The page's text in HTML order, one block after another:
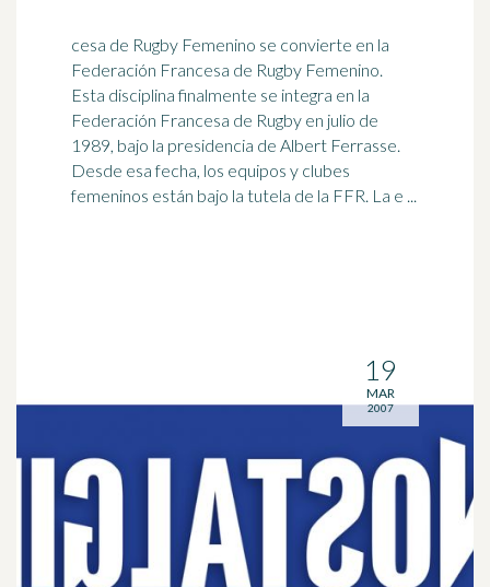
cesa de Rugby Femenino se convierte en la
Federación Francesa de Rugby Femenino.
Esta disciplina finalmente se integra en la
Federación Francesa de Rugby en julio de
1989, bajo la presidencia de Albert Ferrasse.
Desde esa fecha, los equipos y clubes
femeninos están bajo la tutela de la FFR. La e ...
19
MAR
2007